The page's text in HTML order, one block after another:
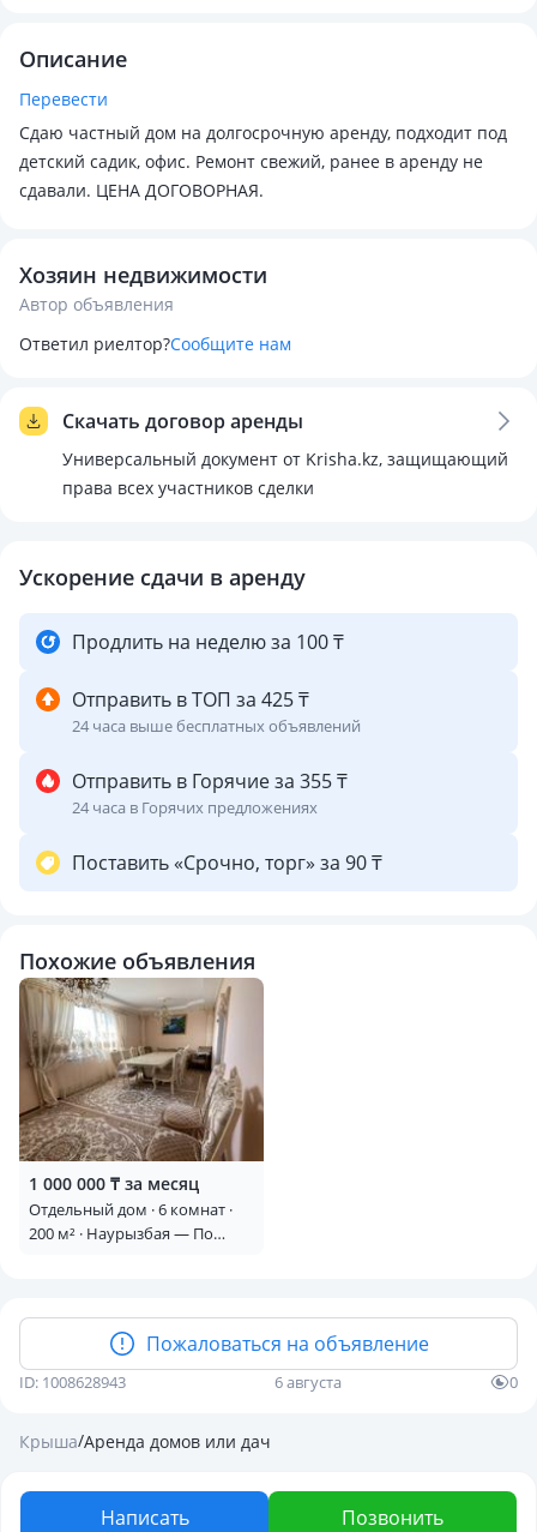
Описание
Перевести
Сдаю частный дом на долгосрочную аренду, подходит под
детский садик, офис. Ремонт свежий, ранее в аренду не
сдавали. ЦЕНА ДОГОВОРНАЯ.
Хозяин недвижимости
Автор объявления
Ответил риелтор?Сообщите нам
Скачать договор аренды
Универсальный документ от Krisha.kz, защищающий
права всех участников сделки
Ускорение сдачи в аренду
Продлить на неделю за 100 ₸
Отправить в ТОП за 425 ₸
24 часа выше бесплатных объявлений
Отправить в Горячие за 355 ₸
24 часа в Горячих предложениях
Поставить «Срочно, торг» за 90 ₸
Похожие объявления
1 000 000 ₸ за месяц
Отдельный дом · 6 комнат ·
200 м² · Наурызбая — По
Пожаловаться на объявление
ID: 1008628943 6 августа 0
Крыша/Аренда домов или дач
Написать Позвонить